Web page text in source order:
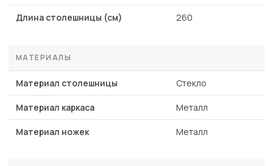
Длина столешницы (см) 260
МАТЕРИАЛЫ
Материал столешницы Стекло
Материал каркаса Металл
Материал ножек Металл